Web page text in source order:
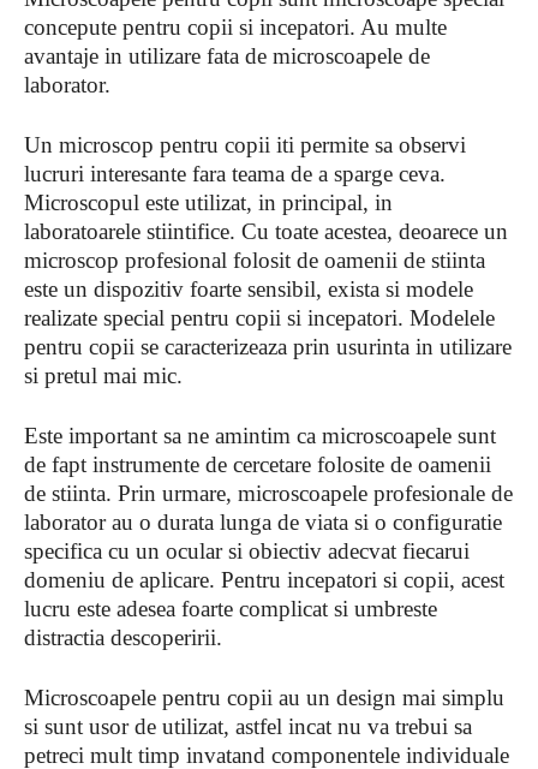
concepute pentru copii si incepatori. Au multe
avantaje in utilizare fata de microscoapele de
laborator.
Un microscop pentru copii iti permite sa observi
lucruri interesante fara teama de a sparge ceva.
Microscopul este utilizat, in principal, in
laboratoarele stiintifice. Cu toate acestea, deoarece un
microscop profesional folosit de oamenii de stiinta
este un dispozitiv foarte sensibil, exista si modele
realizate special pentru copii si incepatori. Modelele
pentru copii se caracterizeaza prin usurinta in utilizare
si pretul mai mic.
Este important sa ne amintim ca microscoapele sunt
de fapt instrumente de cercetare folosite de oamenii
de stiinta. Prin urmare, microscoapele profesionale de
laborator au o durata lunga de viata si o configuratie
specifica cu un ocular si obiectiv adecvat fiecarui
domeniu de aplicare. Pentru incepatori si copii, acest
lucru este adesea foarte complicat si umbreste
distractia descoperirii.
Microscoapele pentru copii au un design mai simplu
si sunt usor de utilizat, astfel incat nu va trebui sa
petreci mult timp invatand componentele individuale